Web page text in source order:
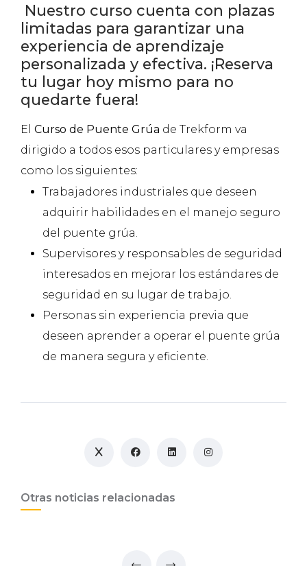
Nuestro curso cuenta con plazas
limitadas para garantizar una
experiencia de aprendizaje
personalizada y efectiva. ¡Reserva
tu lugar hoy mismo para no
quedarte fuera!
El Curso de Puente Grúa de Trekform va
dirigido a todos esos particulares y empresas
como los siguientes:
Trabajadores industriales que deseen
adquirir habilidades en el manejo seguro
del puente grúa.
Supervisores y responsables de seguridad
interesados en mejorar los estándares de
seguridad en su lugar de trabajo.
Personas sin experiencia previa que
deseen aprender a operar el puente grúa
de manera segura y eficiente.
Otras noticias relacionadas